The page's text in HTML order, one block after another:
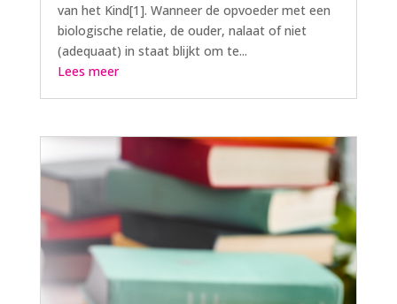
van het Kind[1]. Wanneer de opvoeder met een
biologische relatie, de ouder, nalaat of niet
(adequaat) in staat blijkt om te...
Lees meer